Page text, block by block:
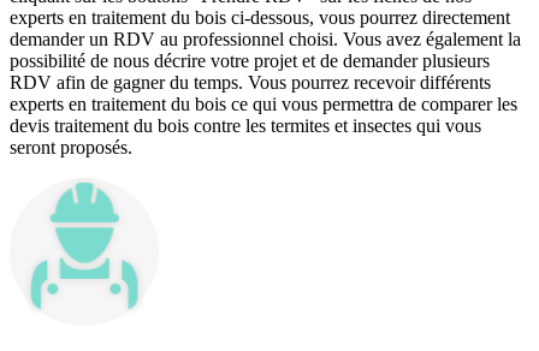
experts en traitement du bois ci-dessous, vous pourrez directement
demander un RDV au professionnel choisi. Vous avez également la
possibilité de nous décrire votre projet et de demander plusieurs
RDV afin de gagner du temps. Vous pourrez recevoir différents
experts en traitement du bois ce qui vous permettra de comparer les
devis traitement du bois contre les termites et insectes qui vous
seront proposés.